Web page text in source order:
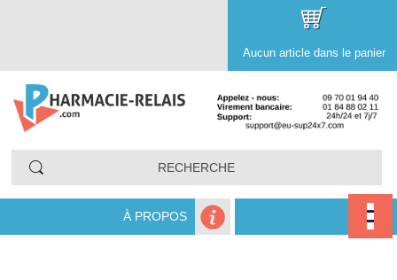
Aucun article dans le panier
À PROPOS